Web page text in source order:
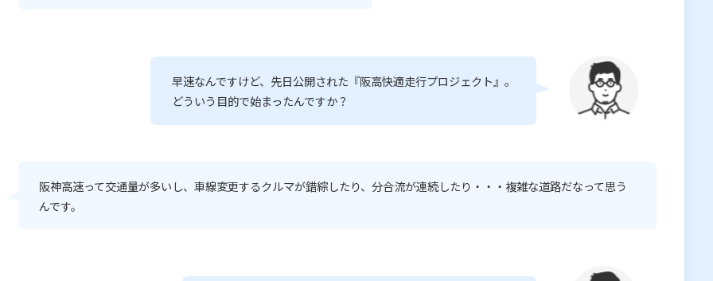
早速なんですけど、先日公開された『阪高快適走行プロジェクト』。
どういう目的で始まったんですか？
阪神高速って交通量が多いし、車線変更するクルマが錯綜したり、分合流が連続したり・・・複雑な道路だなって思う
んです。